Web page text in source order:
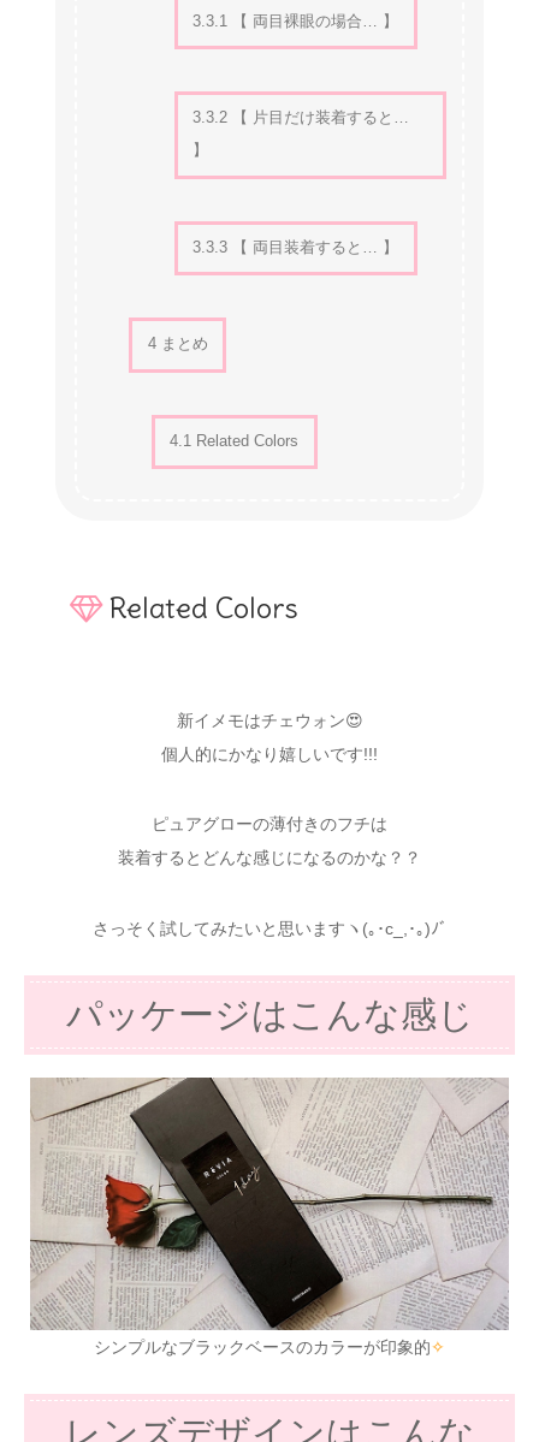
3.3.1 【 両目裸眼の場合… 】
3.3.2 【 片目だけ装着すると…
】
3.3.3 【 両目装着すると… 】
4まとめ
4.1 Related Colors
Related Colors
新イメモはチェウォン😍
個人的にかなり嬉しいです!!!
ピュアグローの薄付きのフチは
装着するとどんな感じになるのかな？？
さっそく試してみたいと思いますヽ(｡･c_,･｡)ﾉﾞ
パッケージはこんな感じ
シンプルなブラックベースのカラーが印象的✧
レンズデザインはこんな